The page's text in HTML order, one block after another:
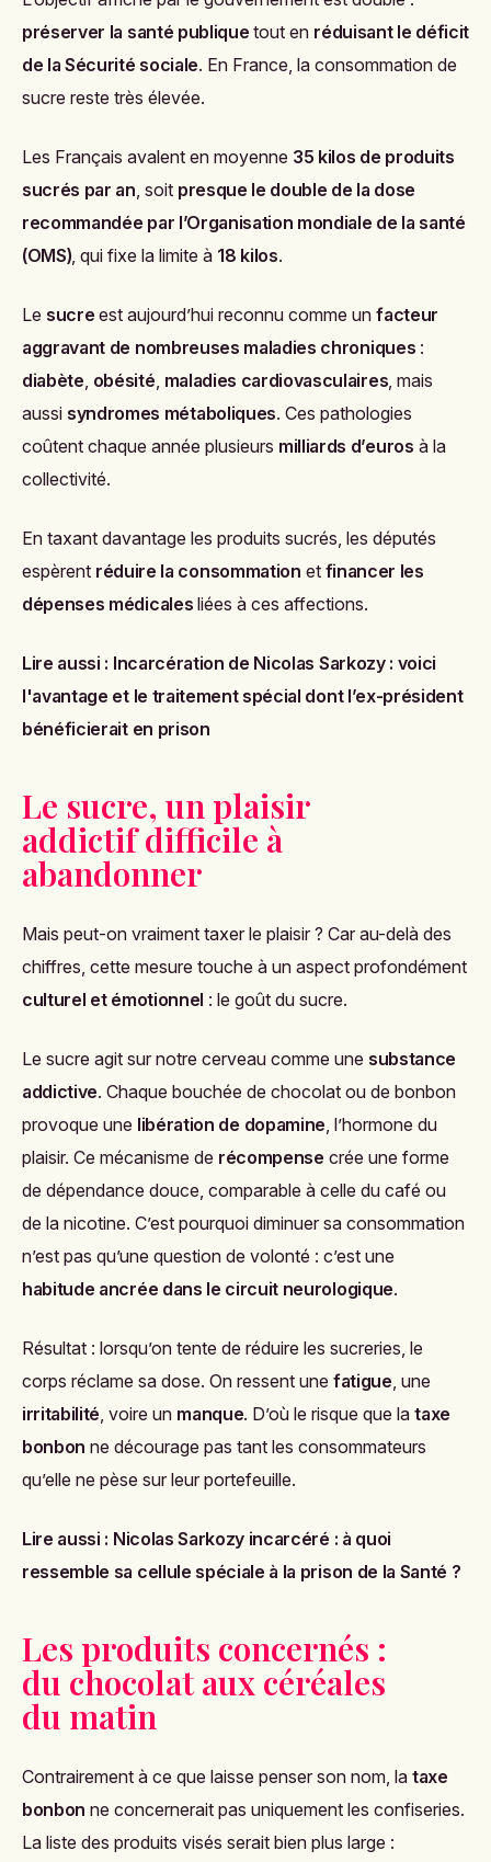
préserver la santé publique tout en réduisant le déficit
de la Sécurité sociale. En France, la consommation de
sucre reste très élevée.
Les Français avalent en moyenne 35 kilos de produits
sucrés par an, soit presque le double de la dose
recommandée par l’Organisation mondiale de la santé
(OMS), qui fixe la limite à 18 kilos.
Le sucre est aujourd’hui reconnu comme unfacteur
aggravant de nombreuses maladies chroniques :
diabète, obésité, maladies cardiovasculaires, mais
aussi syndromes métaboliques. Ces pathologies
coûtent chaque année plusieurs milliards d’euros à la
collectivité.
En taxant davantage les produits sucrés, les députés
espèrent réduire la consommation et financer les
dépenses médicales liées à ces affections.
Lire aussi : Incarcération de Nicolas Sarkozy : voici
l'avantage et le traitement spécial dont l’ex-président
bénéficierait en prison
Le sucre, un plaisir
addictif difficile à
abandonner
Mais peut-on vraiment taxer le plaisir ? Car au-delà des
chiffres, cette mesure touche à un aspect profondément
culturel et émotionnel : le goût du sucre.
Le sucre agit sur notre cerveau comme une substance
addictive. Chaque bouchée de chocolat ou de bonbon
provoque une libération de dopamine, l’hormone du
plaisir. Ce mécanisme de récompense crée une forme
de dépendance douce, comparable à celle du café ou
de la nicotine. C’est pourquoi diminuer sa consommation
n’est pas qu’une question de volonté : c’est une
habitude ancrée dans le circuit neurologique.
Résultat : lorsqu’on tente de réduire les sucreries, le
corps réclame sa dose. On ressent une fatigue, une
irritabilité, voire un manque. D’où le risque que lataxe
bonbon ne décourage pas tant les consommateurs
qu’elle ne pèse sur leur portefeuille.
Lire aussi : Nicolas Sarkozy incarcéré : à quoi
ressemble sa cellule spéciale à la prison de la Santé ?
Les produits concernés :
du chocolat aux céréales
du matin
Contrairement à ce que laisse penser son nom, la taxe
bonbon ne concernerait pas uniquement les confiseries.
La liste des produits visés serait bien plus large :